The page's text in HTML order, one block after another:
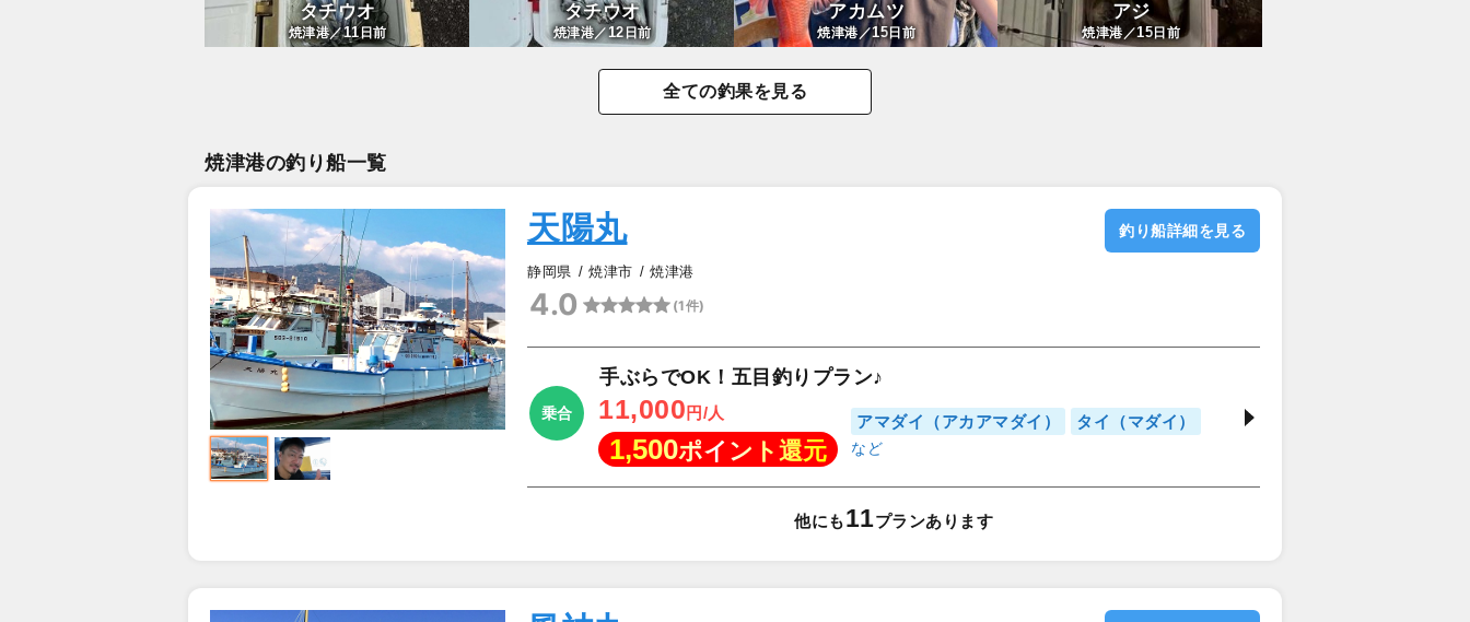
タチウオ
焼津港／11日前
タチウオ
焼津港／12日前
アカムツ
焼津港／15日前
アジ
焼津港／15 日前
全ての釣果を見る
焼津港の釣り船一覧
▲
天陽丸
静岡県 焼津市 焼津港
4.0 (1件)
釣り船詳細を見る
乗合
手ぶらでOK！五目釣りプラン♪
11,000 円/人
1,500ポイント還元
アマダイ（アカアマダイ） タイ（マダイ）
他にも11プランあります